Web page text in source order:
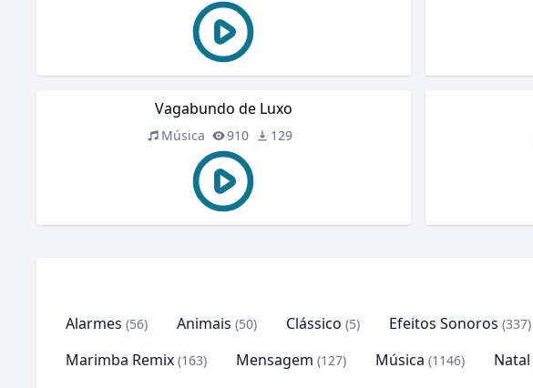
Vagabundo de Luxo
Música 910 129
Alarmes (56) Animais (50) Clássico (5) Efeitos Sonoros (337)
Marimba Remix (163) Mensagem (127) Música (1146) Natal